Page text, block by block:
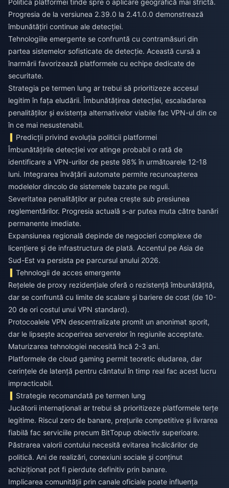
Politica platformei tinde spre o aplicare geografică mai strictă.
Progresia de la versiunea 2.39.0 la 2.41.0.0 demonstrează
îmbunătățiri continue ale detecției.
Tehnologiile emergente se confruntă cu contramăsuri din
partea sistemelor sofisticate de detecție. Această cursă a
înarmării favorizează platformele cu echipe dedicate de
securitate.
Strategia pe termen lung ar trebui să prioritizeze accesul
legitim în fața eludării. Îmbunătățirea detecției, escaladarea
penalităților și existența alternativelor viabile fac VPN-ul din ce
în ce mai nesustenabil.
Predicții privind evoluția politicii platformei
Îmbunătățirile detecției vor atinge probabil o rată de
identificare a VPN-urilor de peste 98% în următoarele 12-18
luni. Integrarea învățării automate permite recunoașterea
modelelor dincolo de sistemele bazate pe reguli.
Severitatea penalităților ar putea crește sub presiunea
reglementărilor. Progresia actuală s-ar putea muta către banări
permanente imediate.
Expansiunea regională depinde de negocieri complexe de
licențiere și de infrastructura de plată. Accentul pe Asia de
Sud-Est va persista pe parcursul anului 2026.
Tehnologii de acces emergente
Rețelele de proxy rezidențiale oferă o rezistență îmbunătățită,
dar se confruntă cu limite de scalare și bariere de cost (de 10-
20 de ori costul unui VPN standard).
Protocoalele VPN descentralizate promit un anonimat sporit,
dar le lipsește acoperirea serverelor în regiunile acceptate.
Maturizarea tehnologiei necesită încă 2-3 ani.
Platformele de cloud gaming permit teoretic eludarea, dar
cerințele de latență pentru cântatul în timp real fac acest lucru
impracticabil.
Strategie recomandată pe termen lung
Jucătorii internaționali ar trebui să prioritizeze platformele terțe
legitime. Riscul zero de banare, prețurile competitive și livrarea
fiabilă fac serviciile precum BitTopup obiectiv superioare.
Păstrarea valorii contului necesită evitarea încălcărilor de
politică. Ani de realizări, conexiuni sociale și conținut
achiziționat pot fi pierdute definitiv prin banare.
Implicarea comunității prin canale oficiale poate influența